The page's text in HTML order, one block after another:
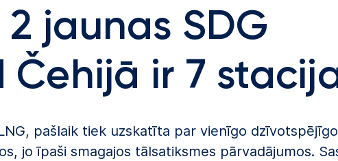
jaunas SDG
ir 7
pašlaik tiek uzskatīta par vienīgo dzīvotspējīgo
jo īpaši smagajos tālsatiksmes pārvadājumos.